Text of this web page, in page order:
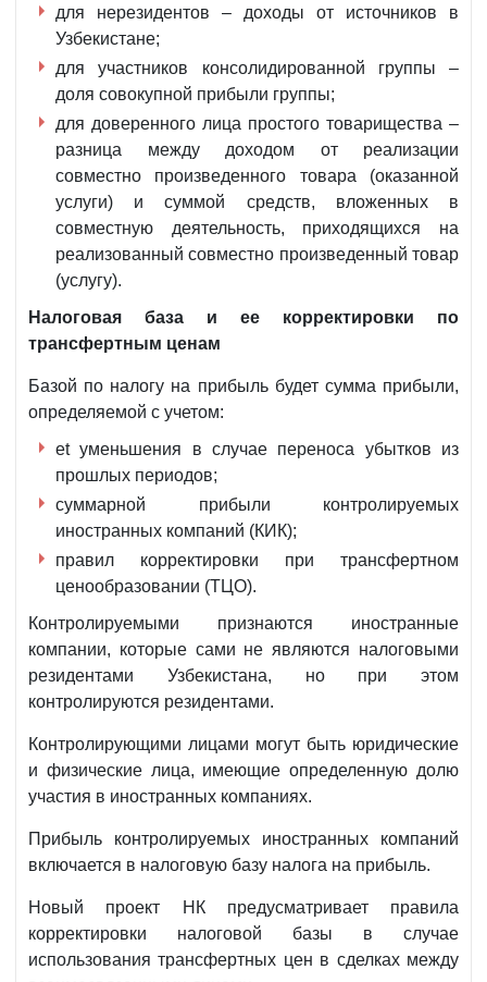
для нерезидентов – доходы от источников в
Узбекистане;
для участников консолидированной группы –
доля совокупной прибыли группы;
для доверенного лица простого товарищества –
разница между доходом от реализации
совместно произведенного товара (оказанной
услуги) и суммой средств, вложенных в
совместную деятельность, приходящихся на
реализованный совместно произведенный товар
(услугу).
Налоговая база и ее корректировки по
трансфертным ценам
Базой по налогу на прибыль будет сумма прибыли,
определяемой с учетом:
еt уменьшения в случае переноса убытков из
прошлых периодов;
суммарной прибыли контролируемых
иностранных компаний (КИК);
правил корректировки при трансфертном
ценообразовании (ТЦО).
Контролируемыми признаются иностранные
компании, которые сами не являются налоговыми
резидентами Узбекистана, но при этом
контролируются резидентами.
Контролирующими лицами могут быть юридические
и физические лица, имеющие определенную долю
участия в иностранных компаниях.
Прибыль контролируемых иностранных компаний
включается в налоговую базу налога на прибыль.
Новый проект НК предусматривает правила
корректировки налоговой базы в случае
использования трансфертных цен в сделках между